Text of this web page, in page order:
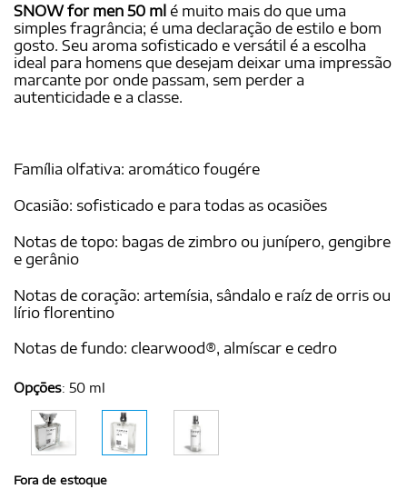
SNOW for men 50 ml é muito mais do que uma
simples fragrância; é uma declaração de estilo e bom
gosto. Seu aroma sofisticado e versátil é a escolha
ideal para homens que desejam deixar uma impressão
marcante por onde passam, sem perder a
autenticidade e a classe.
Família olfativa: aromático fougére
Ocasião: sofisticado e para todas as ocasiões
Notas de topo: bagas de zimbro ou junípero, gengibre
e gerânio
Notas de coração: artemísia, sândalo e raíz de orris ou
lírio florentino
Notas de fundo: clearwood®, almíscar e cedro
Opções: 50 ml
Fora de estoque